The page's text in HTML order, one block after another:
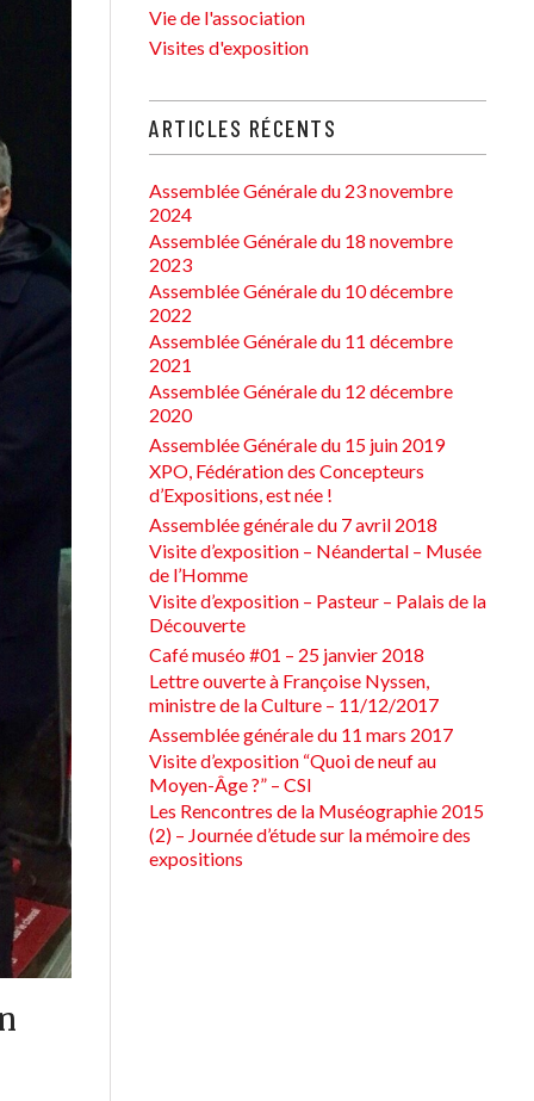
Vie de l'association
Visites d'exposition
ARTICLES RÉCENTS
Assemblée Générale du 23 novembre
2024
Assemblée Générale du 18 novembre
2023
Assemblée Générale du 10 décembre
2022
Assemblée Générale du 11 décembre
2021
Assemblée Générale du 12 décembre
2020
Assemblée Générale du 15 juin 2019
XPO, Fédération des Concepteurs
d’Expositions, est née !
Assemblée générale du 7 avril 2018
Visite d’exposition – Néandertal – Musée
de l’Homme
Visite d’exposition – Pasteur – Palais de la
Découverte
Café muséo #01 – 25 janvier 2018
Lettre ouverte à Françoise Nyssen,
ministre de la Culture – 11/12/2017
Assemblée générale du 11 mars 2017
Visite d’exposition “Quoi de neuf au
Moyen-Âge ?” – CSI
Les Rencontres de la Muséographie 2015
(2) – Journée d’étude sur la mémoire des
expositions